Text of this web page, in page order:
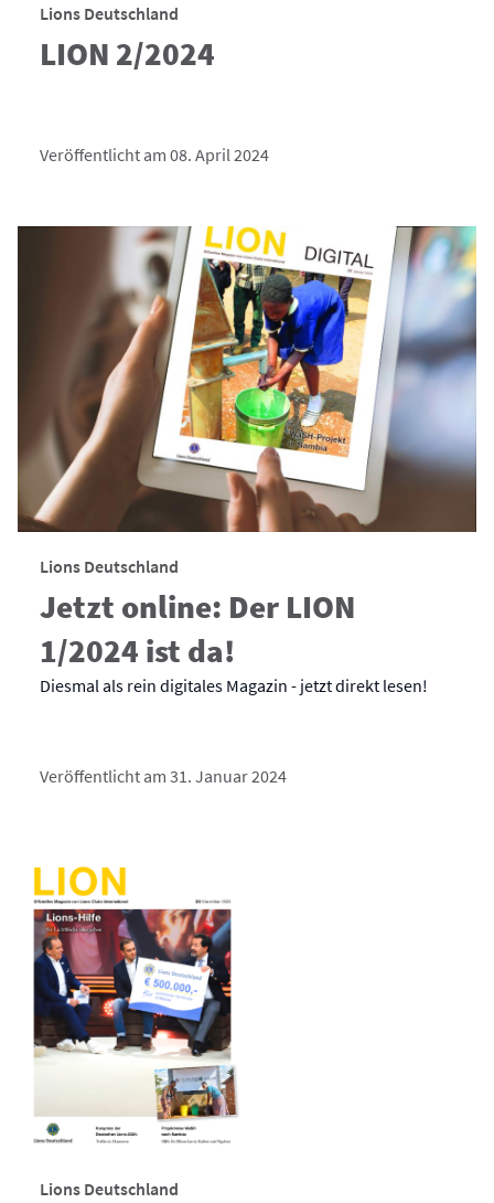
Lions Deutschland
LION 2/2024
Veröffentlicht am 08. April 2024
Lions Deutschland
Jetzt online: Der LION
1/2024 ist da!
Diesmal als rein digitales Magazin - jetzt direkt lesen!
Veröffentlicht am 31. Januar 2024
Lions Deutschland